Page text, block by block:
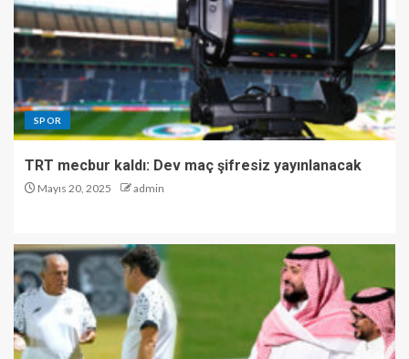
SPOR
TRT mecbur kaldı: Dev maç şifresiz yayınlanacak
Mayıs 20, 2025 admin